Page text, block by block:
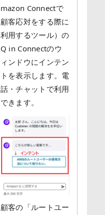
mazon Connectで
顧客応対をする際に
利用するツール）の
Q in Connectのウ
ィンドウにインテン
トを表示します。電
話・チャットで利用
できます。
顧客の「ルートユー